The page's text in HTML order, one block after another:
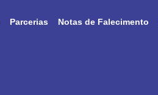
Parcerias Notas de Falecimento